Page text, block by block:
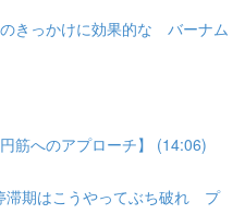
きっかけに効果的な バーナム
筋へのアプローチ】 (14:06)
滞期はこうやってぶち破れ プ